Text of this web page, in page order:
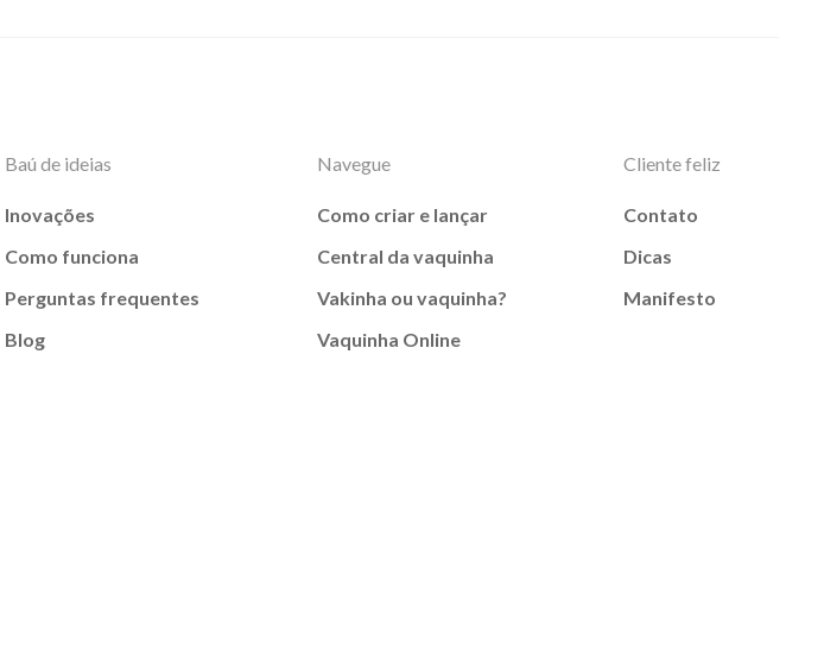
Baú de ideias
Inovações
Como funciona
Perguntas frequentes
Blog
Navegue
Como criar e lançar
Central da vaquinha
Vakinha ou vaquinha?
Vaquinha Online
Cliente feliz
Contato
Dicas
Manifesto